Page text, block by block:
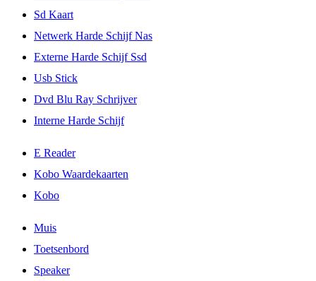
Sd Kaart
Netwerk Harde Schijf Nas
Externe Harde Schijf Ssd
Usb Stick
Dvd Blu Ray Schrijver
Interne Harde Schijf
E Reader
Kobo Waardekaarten
Kobo
Muis
Toetsenbord
Speaker